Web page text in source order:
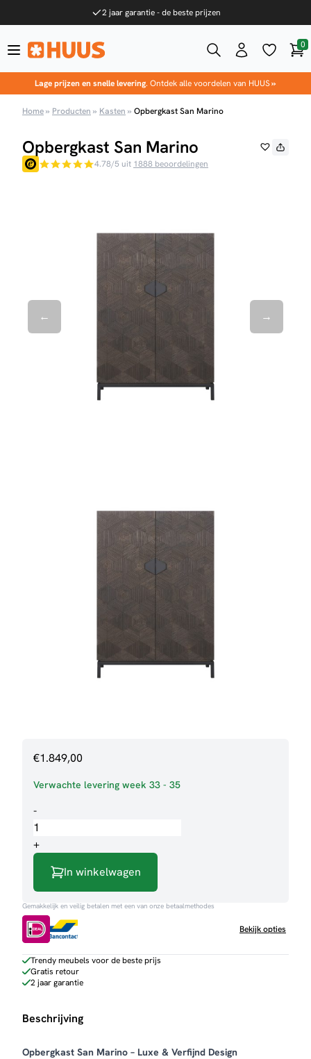
2 jaar garantie - de beste prijzen
0
Lage prijzen en snelle levering. Ontdek alle voordelen van HUUS»
Home» Producten » Kasten » Opbergkast San Marino
Opbergkast San Marino
4.78/5 uit 1888 beoordelingen
€1.849,00
Verwachte levering week 33 - 35
-Opbergkast
San
Marino
+
In winkelwagen
Gemakkelijk en veilig betalen met een van onze betaalmethodes
Bekijk opties
Trendy meubels voor de beste prijs
Gratis retour
2 jaar garantie
Beschrijving
Opbergkast San Marino – Luxe & Verfijnd Design